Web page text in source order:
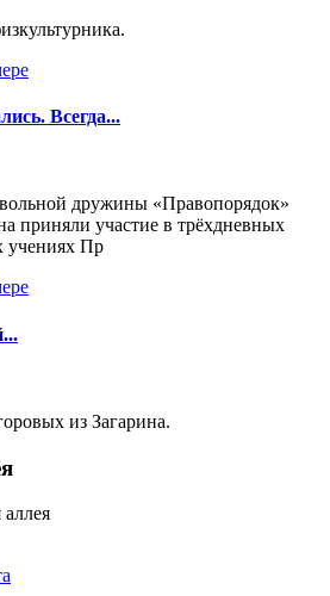
Всегда...
дружины «Правопорядок»
приняли участие в трёхдневных
учениях Пр
из Загарина.